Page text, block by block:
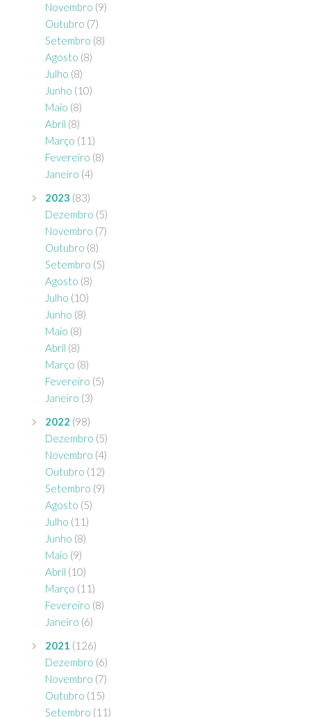
Novembro (9)
Outubro (7)
Setembro (8)
Agosto (8)
Julho (8)
Junho (10)
Maio (8)
Abril (8)
Março (11)
Fevereiro (8)
Janeiro (4)
2023 (83)
Dezembro (5)
Novembro (7)
Outubro (8)
Setembro (5)
Agosto (8)
Julho (10)
Junho (8)
Maio (8)
Abril (8)
Março (8)
Fevereiro (5)
Janeiro (3)
2022 (98)
Dezembro (5)
Novembro (4)
Outubro (12)
Setembro (9)
Agosto (5)
Julho (11)
Junho (8)
Maio (9)
Abril (10)
Março (11)
Fevereiro (8)
Janeiro (6)
2021 (126)
Dezembro (6)
Novembro (7)
Outubro (15)
Setembro (11)